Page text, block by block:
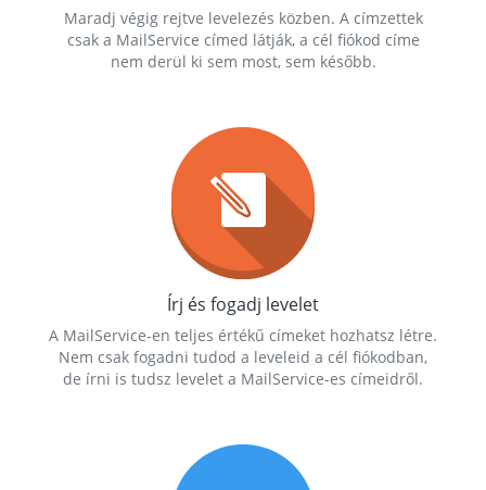
Maradj végig rejtve levelezés közben. A címzettek
csak a MailService címed látják, a cél fiókod címe
nem derül ki sem most, sem később.
Írj és fogadj levelet
A MailService-en teljes értékű címeket hozhatsz létre.
Nem csak fogadni tudod a leveleid a cél fiókodban,
de írni is tudsz levelet a MailService-es címeidről.